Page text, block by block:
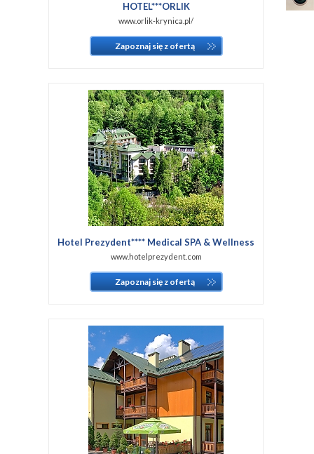
HOTEL***ORLIK
www.orlik-krynica.pl/
Zapoznaj się z ofertą
Hotel Prezydent**** Medical SPA & Wellness
www.hotelprezydent.com
Zapoznaj się z ofertą